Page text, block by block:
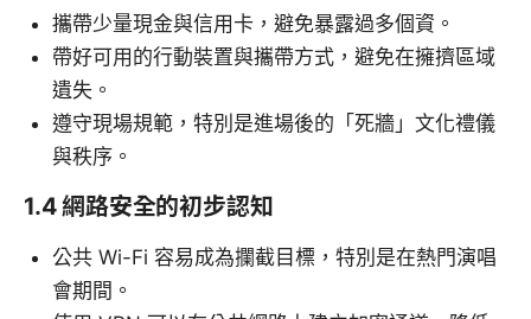
攜帶少量現金與信用卡，避免暴露過多個資。
帶好可用的行動裝置與攜帶方式，避免在擁擠區域
遺失。
遵守現場規範，特別是進場後的「死牆」文化禮儀
與秩序。
1.4 網路安全的初步認知
公共 Wi-Fi 容易成為攔截目標，特別是在熱門演唱
會期間。